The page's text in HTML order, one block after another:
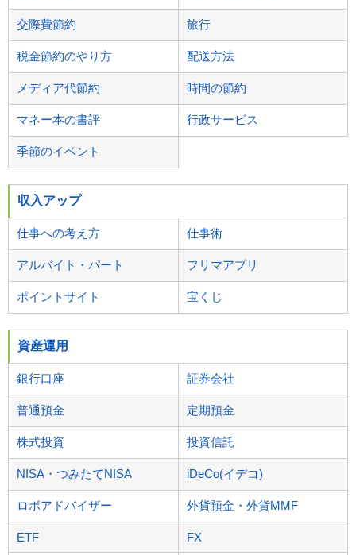
交際費節約 旅行
税金節約のやり方 配送方法
メディア代節約 時間の節約
マネー本の書評 行政サービス
季節のイベント
収入アップ
仕事への考え方 仕事術
アルバイト・パート フリマアプリ
ポイントサイト 宝くじ
資産運用
銀行口座 証券会社
普通預金 定期預金
株式投資 投資信託
NISA・つみたてNISA iDeCo(イデコ)
ロボアドバイザー 外貨預金・外貨MMF
ETF FX